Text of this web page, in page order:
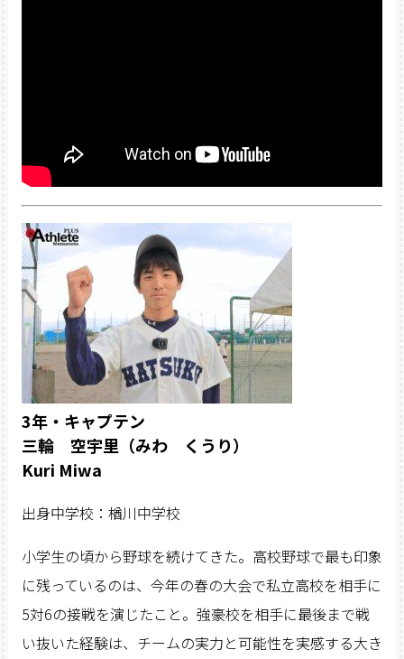
3年・キャプテン
三輪 空宇里（みわ くうり）
Kuri Miwa
出身中学校：楢川中学校
小学生の頃から野球を続けてきた。高校野球で最も印象
に残っているのは、今年の春の大会で私立高校を相手に
5対6の接戦を演じたこと。強豪校を相手に最後まで戦
い抜いた経験は、チームの実力と可能性を実感する大き